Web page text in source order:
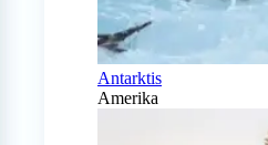
Antarktis
Amerika